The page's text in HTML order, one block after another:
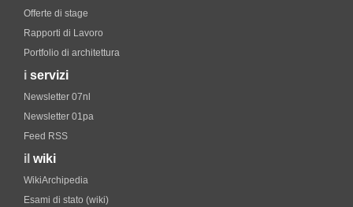
Offerte di stage
Rapporti di Lavoro
Portfolio di architettura
i servizi
Newsletter 07nl
Newsletter 01pa
Feed RSS
il wiki
WikiArchipedia
Esami di stato (wiki)